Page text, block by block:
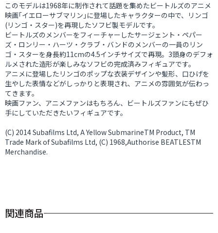
このモデルは1968年に制作されて話題を集めたビートルズのアニメ
映画｢イエローサブマリン｣に登場したキャラクターの中で、リンゴ
(リンゴ・スター)を再現したソフビ製モデルです。
ビートルズのメンバーをフィーチャーしたサージェント・ペパー
ズ・ロンリー・ハーツ・クラブ・バンドのメンバーの一員のリン
ゴ・スターを身長約11cmの4.5インチサイズで再現。3頭身のデフォ
ルメされた造形が楽しみなソフビの完成済みフィギュアです。
アニメに登場したリンゴのポップな衣装デザインや髪形、口ひげを
生やした表情などがしっかりと表現され、アニメの雰囲気が伝わっ
てきます。
映画ファン、アニメファンはもちろん、ビートルズファンにもぜひ
手にしていただきたいフィギュアです。
(C) 2014 Subafilms Ltd, A Yellow SubmarineTM Product, TM
Trade Mark of Subafilms Ltd, (C) 1968,Authorise BEATLESTM
Merchandise.
関連商品